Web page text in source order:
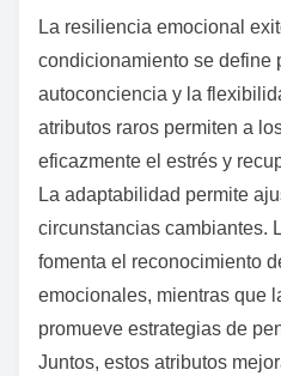
La resiliencia emocional
condicionamiento se define
autoconciencia y la
atributos raros permiten a
eficazmente el estrés y
La adaptabilidad permite
circunstancias cambiantes.
fomenta el reconocimiento
emocionales, mientras que
promueve estrategias de
Juntos, estos atributos